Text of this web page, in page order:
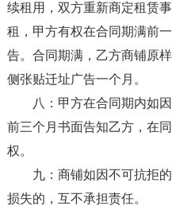
续租用，双方重新商定租赁
租，甲方有权在合同期满前
告。合同期满，乙方商铺原
侧张贴迁址广告一个月。
八：甲方在合同期内如
前三个月书面告知乙方，在
权。
九：商铺如因不可抗拒
损失的，互不承担责任。